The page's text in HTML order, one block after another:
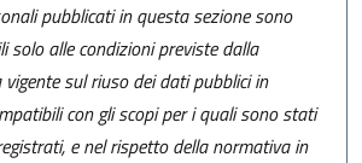
pubblicati in questa sezione sono
solo alle condizioni previste dalla
sul riuso dei dati pubblici in
con gli scopi per i quali sono stati
e nel rispetto della normativa in